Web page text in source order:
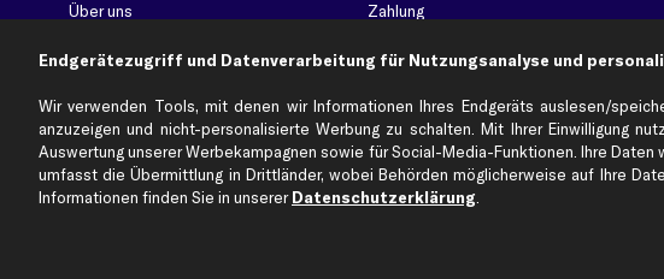
Über uns
Corporate Webseite
Partnerprogramm
Werkstätten/Filialen
Karriere
Bewertungen
Zahlung
Retoure & Gewährleistung
Austauschartikel
Häufige Fragen
Automagazin
Unsere Marken
Endgerätezugriff und Datenverarbeitung für Nutzungsanalyse und
Wir verwenden Tools, mit denen wir Informationen Ihres Endgeräts auslesen/
anzuzeigen und nicht-personalisierte Werbung zu schalten. Mit Ihrer Einwilligung
Auswertung unserer Werbekampagnen sowie für Social-Media-Funktionen. Ihre
umfasst die Übermittlung in Drittländer, wobei Behörden möglicherweise auf Ihre
Informationen finden Sie in unsererDatenschutzerklärung